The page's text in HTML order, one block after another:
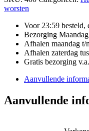
aantal
worsten
Voor 23:59 besteld,
Bezorging
Afhalen maandag
Afhalen zaterdag
Gratis bezorging
Aanvullende
Aanvullende